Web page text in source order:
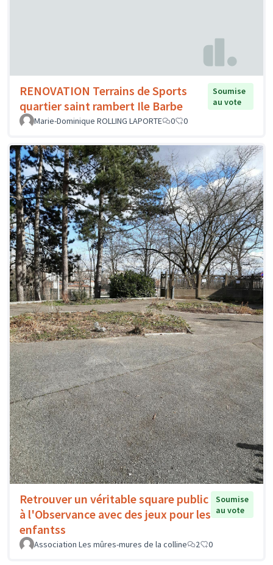
RENOVATION Terrains de Sports
quartier saint rambert Ile Barbe
Soumise
au vote
Marie-Dominique ROLLING LAPORTE
0 0
Retrouver un véritable square public
à l'Observance avec des jeux pour les
enfantss
Soumise
au vote
Association Les mûres-mures de la colline 2 0